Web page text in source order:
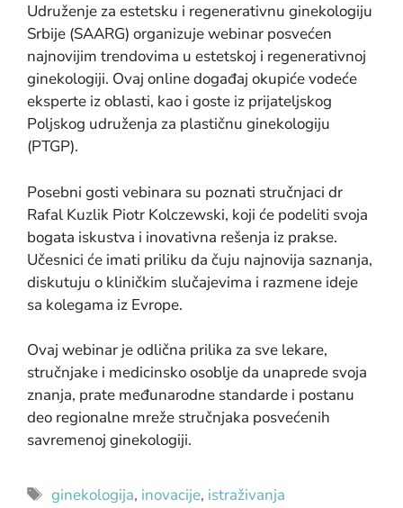
Udruženje za estetsku i regenerativnu ginekologiju
Srbije (SAARG) organizuje webinar posvećen
najnovijim trendovima u estetskoj i regenerativnoj
ginekologiji. Ovaj online događaj okupiće vodeće
eksperte iz oblasti, kao i goste iz prijateljskog
Poljskog udruženja za plastičnu ginekologiju
(PTGP).
Posebni gosti vebinara su poznati stručnjaci dr
Rafal Kuzlik Piotr Kolczewski, koji će podeliti svoja
bogata iskustva i inovativna rešenja iz prakse.
Učesnici će imati priliku da čuju najnovija saznanja,
diskutuju o kliničkim slučajevima i razmene ideje
sa kolegama iz Evrope.
Ovaj webinar je odlična prilika za sve lekare,
stručnjake i medicinsko osoblje da unaprede svoja
znanja, prate međunarodne standarde i postanu
deo regionalne mreže stručnjaka posvećenih
savremenoj ginekologiji.
ginekologija, inovacije, istraživanja